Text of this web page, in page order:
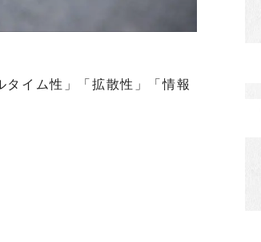
イム性」「拡散性」「情報